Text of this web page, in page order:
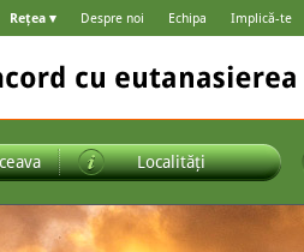
Localități
Despre noi Echipa Implică-te
Rețea ▾